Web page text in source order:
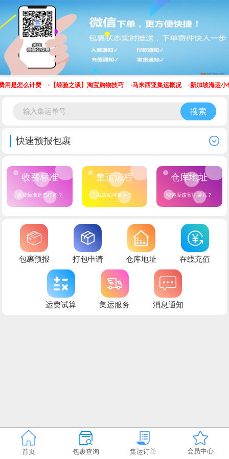
是怎么计费 【经验之谈】淘宝购物技巧 马来西亚集运概况 新加坡海运小
搜索
快速预报包裹
收费标准
收费标准是怎样的？
集运流程
我该如何集运？
仓库地址
快递应该寄往哪儿？
包裹预报 打包申请 仓库地址 在线充值
运费试算 集运服务 消息通知
首页 包裹查询 集运订单 会员中心